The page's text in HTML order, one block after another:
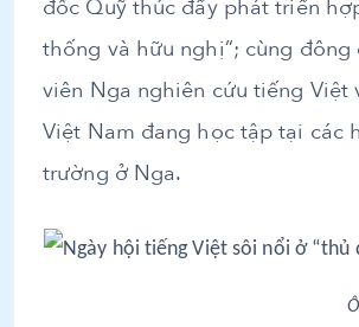
đốc Quỹ thúc đẩy phát triển
thống và hữu nghị”; cùng đông
viên Nga nghiên cứu tiếng Việt
Việt Nam đang học tập tại các
trường ở Nga.